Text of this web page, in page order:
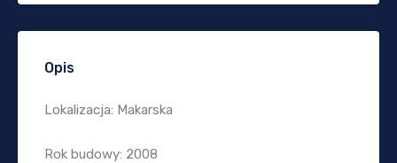
Opis
Lokalizacja: Makarska
Rok budowy: 2008